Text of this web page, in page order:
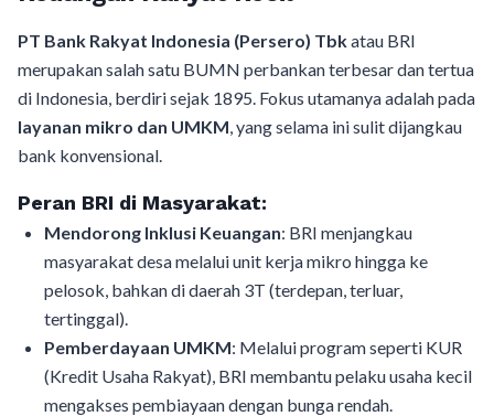
PT Bank Rakyat Indonesia (Persero) Tbkatau BRI
merupakan salah satu BUMN perbankan terbesar dan tertua
di Indonesia, berdiri sejak 1895. Fokus utamanya adalah pada
layanan mikro dan UMKM, yang selama ini sulit dijangkau
bank konvensional.
Peran BRI di Masyarakat:
Mendorong Inklusi Keuangan: BRI menjangkau
masyarakat desa melalui unit kerja mikro hingga ke
pelosok, bahkan di daerah 3T (terdepan, terluar,
tertinggal).
Pemberdayaan UMKM: Melalui program seperti KUR
(Kredit Usaha Rakyat), BRI membantu pelaku usaha kecil
mengakses pembiayaan dengan bunga rendah.